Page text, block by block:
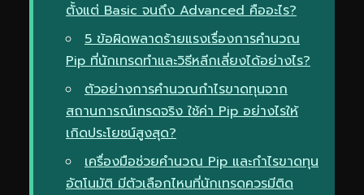
ตั้งแต่ Basic จนถึง Advanced คืออะไร?
5 ข้อผิดพลาดร้ายแรงเรื่องการคำนวณ
Pip ที่นักเทรดทำและวิธีหลีกเลี่ยงได้อย่างไร?
ตัวอย่างการคำนวณกำไรขาดทุนจาก
สถานการณ์เทรดจริง ใช้ค่า Pip อย่างไรให้
เกิดประโยชน์สูงสุด?
เครื่องมือช่วยคำนวณ Pip และกำไรขาดทุน
อัตโนมัติ มีตัวเลือกไหนที่นักเทรดควรมีติด